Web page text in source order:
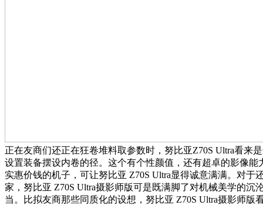
正在友商们还正在狂卷堆料取参数时，努比亚Z70S Ultra看来
设置装备摆设内卷的径。这个有个性颜值，还有超卓的影像能
实惠价钱的机子，可让努比亚 Z70S Ultra显得诚意满满。对于
家，努比亚 Z70S Ultra摄影师版可是既满脚了对机械美学的沉
当。比拟友商那些同质化的设想，努比亚 Z70S Ultra摄影师版